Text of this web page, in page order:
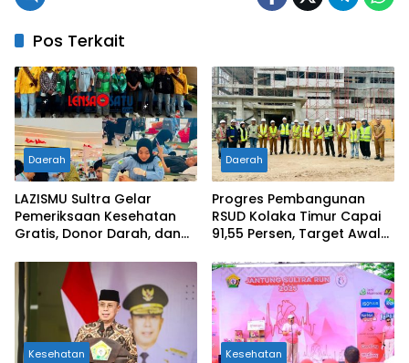
Pos Terkait
Daerah
LAZISMU Sultra Gelar
Pemeriksaan Kesehatan
Gratis, Donor Darah, dan
Jiwa Bersama Berbagai
Mitra Strategis
Daerah
Progres Pembangunan
RSUD Kolaka Timur Capai
91,55 Persen, Target Awal
Kesehatan Kesehatan